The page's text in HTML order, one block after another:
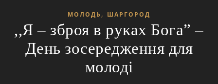
МОЛОДЬ , ШАРГОРОД
,,Я – зброя в руках Бога” –
День зосередження для
молоді